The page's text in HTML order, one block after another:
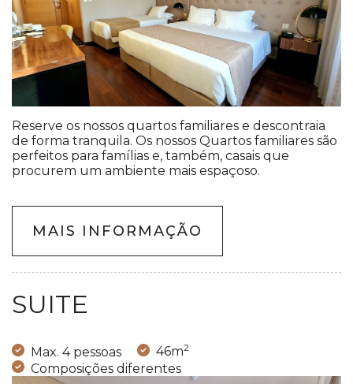
Reserve os nossos quartos familiares e descontraia
de forma tranquila. Os nossos Quartos familiares são
perfeitos para famílias e, também, casais que
procurem um ambiente mais espaçoso.
MAIS INFORMAÇÃO
SUITE
Max. 4 pessoas 46m2
Composições diferentes